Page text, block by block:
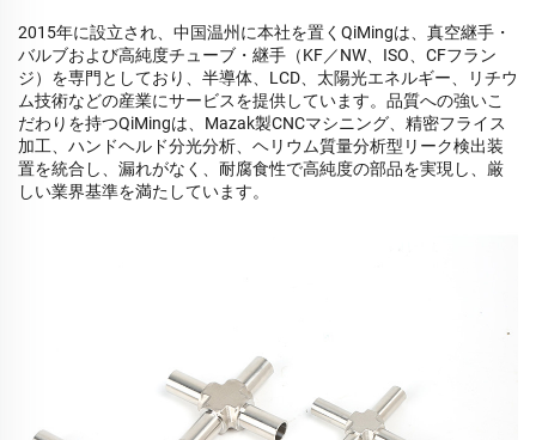
2015年に設立され、中国温州に本社を置くQiMingは、真空継手・
バルブおよび高純度チューブ・継手（KF／NW、ISO、CFフラン
ジ）を専門としており、半導体、LCD、太陽光エネルギー、リチウ
ム技術などの産業にサービスを提供しています。品質への強いこ
だわりを持つQiMingは、Mazak製CNCマシニング、精密フライス
加工、ハンドヘルド分光分析、ヘリウム質量分析型リーク検出装
置を統合し、漏れがなく、耐腐食性で高純度の部品を実現し、厳
しい業界基準を満たしています。